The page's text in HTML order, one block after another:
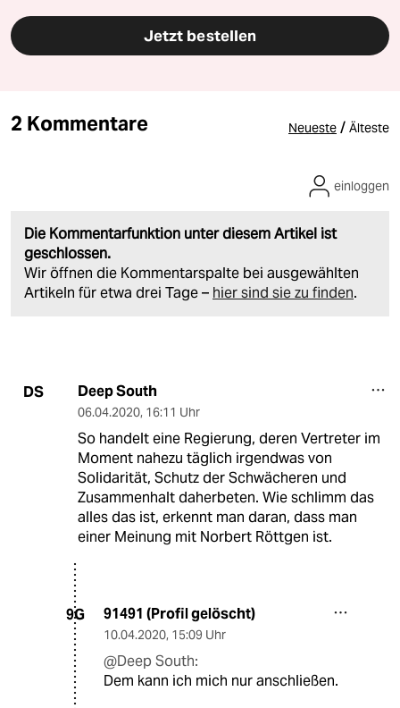
Jetzt bestellen
2 Kommentare Neueste / Älteste
Die Kommentarfunktion unter diesem Artikel ist
geschlossen.
Wir öffnen die Kommentarspalte bei ausgewählten
Artikeln für etwa drei Tage – hier sind sie zu finden.
einloggen
DS Deep South
06.04.2020, 16:11 Uhr
So handelt eine Regierung, deren Vertreter im
Moment nahezu täglich irgendwas von
Solidarität, Schutz der Schwächeren und
Zusammenhalt daherbeten. Wie schlimm das
alles das ist, erkennt man daran, dass man
einer Meinung mit Norbert Röttgen ist.
9G 91491 (Profil gelöscht)
10.04.2020, 15:09 Uhr
@Deep South:
Dem kann ich mich nur anschließen.